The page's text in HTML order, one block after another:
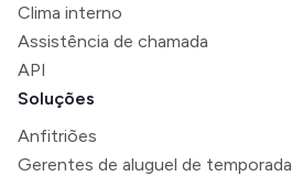
Clima interno
Assistência de chamada
API
Soluções
Anfitriões
Gerentes de aluguel de temporada